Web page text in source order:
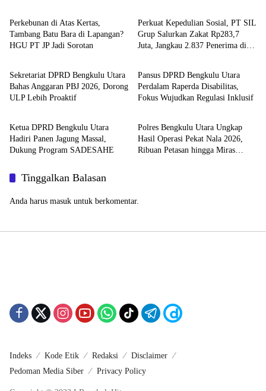
Perkebunan di Atas Kertas,
Tambang Batu Bara di Lapangan?
HGU PT JP Jadi Sorotan
Perkuat Kepedulian Sosial, PT SIL
Grup Salurkan Zakat Rp283,7
Juta, Jangkau 2.837 Penerima di
Advertorial
Sekretariat DPRD Bengkulu Utara
Bahas Anggaran PBJ 2026, Dorong
ULP Lebih Proaktif
Advertorial
Pansus DPRD Bengkulu Utara
Perdalam Raperda Disabilitas,
Fokus Wujudkan Regulasi Inklusif
Advertorial
Ketua DPRD Bengkulu Utara
Hadiri Panen Jagung Massal,
Dukung Program SADESAHE
Bengkulu Utara
Polres Bengkulu Utara Ungkap
Hasil Operasi Pekat Nala 2026,
Ribuan Petasan hingga Miras
Tinggalkan Balasan
Anda harus masuk untuk berkomentar.
Indeks Kode Etik Redaksi
Disclaimer
Pedoman Media Siber
Privacy Policy